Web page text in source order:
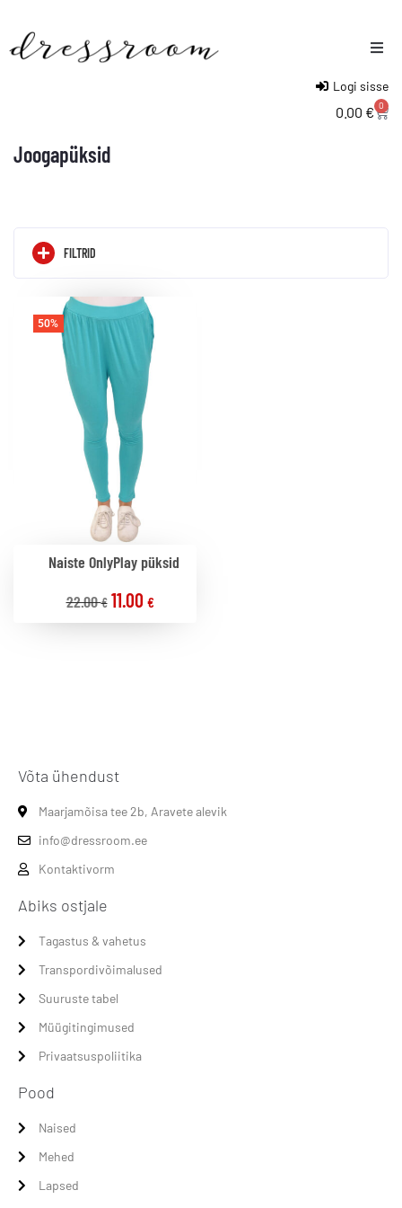
Logi sisse
0.00 € 0
Joogapüksid
FILTRID
50%
Naiste OnlyPlay püksid
22.00€ 11.00 €
Võta ühendust
Maarjamõisa tee 2b, Aravete alevik
info@dressroom.ee
Kontaktivorm
Abiks ostjale
Tagastus & vahetus
Transpordivõimalused
Suuruste tabel
Müügitingimused
Privaatsuspoliitika
Pood
Naised
Mehed
Lapsed